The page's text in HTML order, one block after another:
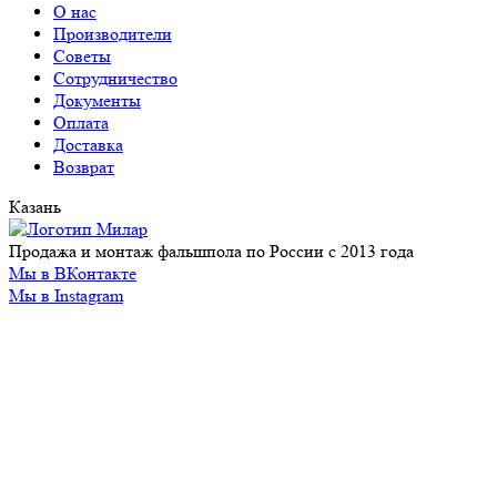
О нас
Производители
Советы
Сотрудничество
Документы
Оплата
Доставка
Возврат
Казань
Продажа и монтаж фальшпола по России с 2013 года
Мы в ВКонтакте
Мы в Instagram